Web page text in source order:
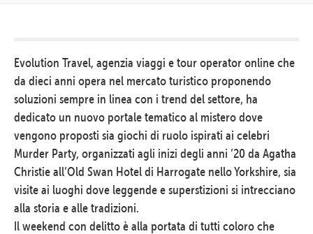
Evolution Travel, agenzia viaggi e tour operator online che
da dieci anni opera nel mercato turistico proponendo
soluzioni sempre in linea con i trend del settore, ha
dedicato un nuovo portale tematico al mistero dove
vengono proposti sia giochi di ruolo ispirati ai celebri
Murder Party, organizzati agli inizi degli anni ’20 da Agatha
Christie all’Old Swan Hotel di Harrogate nello Yorkshire, sia
visite ai luoghi dove leggende e superstizioni si intrecciano
alla storia e alle tradizioni.
Il weekend con delitto è alla portata di tutti coloro che